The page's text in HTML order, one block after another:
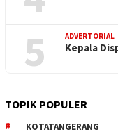
5 ADVERTORIAL
Kepala
TOPIK POPULER
KOTATANGERANG